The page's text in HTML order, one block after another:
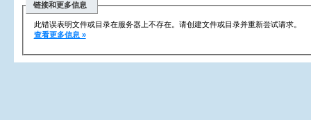
链接和更多信息
此错误表明文件或目录在服务器上不存在。请创建文件或目录并重新尝试请求。
查看更多信息 »